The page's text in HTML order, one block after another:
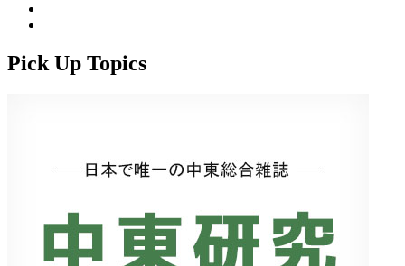
Pick Up Topics